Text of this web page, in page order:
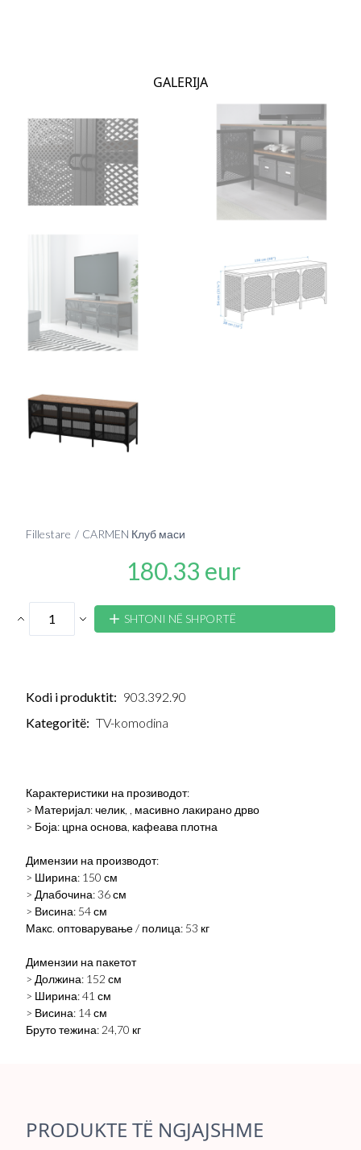
GALERIJA
Fillestare CARMEN Клуб маси
180.33 eur
SHTONI NË SHPORTË
Kodi i produktit: 903.392.90
Kategoritë: TV-komodina
Карактеристики на прозиводот:
> Материјал: челик, , масивно лакирано дрво
> Боја: црна основа, кафеава плотна
Димензии на производот:
> Ширина: 150 см
> Длабочина: 36 см
> Висина: 54 см
Макс. оптоварување / полица: 53 кг
Димензии на пакетот
> Должина: 152 см
> Ширина: 41 см
> Висина: 14 см
Бруто тежина: 24,70 кг
PRODUKTE TË NGJAJSHME